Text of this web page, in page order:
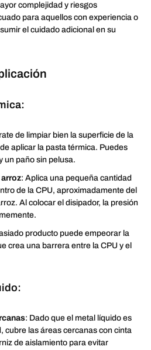
complejidad y riesgos
para aquellos con experiencia o
el cuidado adicional en su
de limpiar bien la superficie de la
aplicar la pasta térmica. Puedes
un paño sin pelusa.
arroz: Aplica una pequeña cantidad
de la CPU, aproximadamente del
Al colocar el disipador, la presión
producto puede empeorar la
crea una barrera entre la CPU y el
: Dado que el metal líquido es
cubre las áreas cercanas con cinta
de aislamiento para evitar